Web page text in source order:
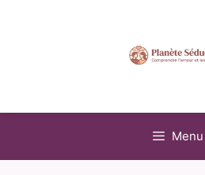
Menu